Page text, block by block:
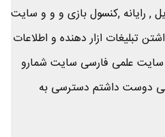
, رایانه ,کنسول بازی و و و سایت
تبلیغات ازار دهنده و اطلاعات
سایت علمی فارسی سایت شمارو
دوست داشتم دسترسی به